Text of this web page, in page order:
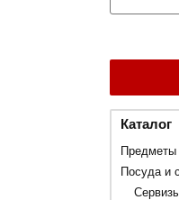
Каталог
Предметы
Посуда и